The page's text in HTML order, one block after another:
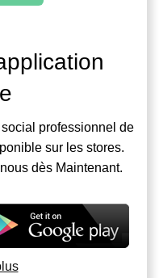
professionnel de
sur les stores.
dès Maintenant.